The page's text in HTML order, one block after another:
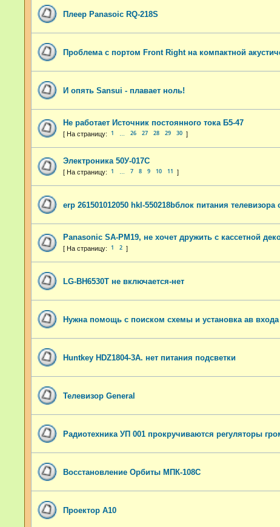
Плеер Panasoic RQ-218S
Проблема с портом Front Right на компактной
И опять Sansui - плавает ноль!
Не работает Источник постоянного тока Б5-47
1 26 27 28 29 30
Электроника 50У-017С
1 7 8 9 10 11
erp 261501012050 hkl-550218bблок питания телевизора
Panasonic SA-PM19, не хочет дружить с кассетной
1 2
LG-BH6530T не включается-нет
Нужна помощь с поиском схемы и установка ав входа
Huntkey HDZ1804-3A. нет питания подсветки
Телевизор General
Радиотехника УП 001 прокручиваются регуляторы
Восстановление Орбиты МПК-108С
Проектор A10